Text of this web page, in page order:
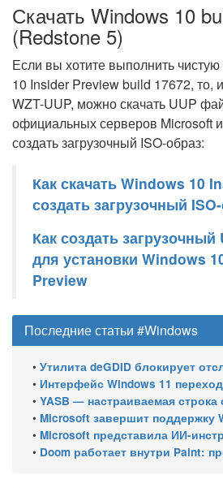
Скачать Windows 10
(Redstone 5)
Если вы хотите выполнить
10 Insider Preview build 17672, то,
WZT-UUP, можно скачать UUP
официальных серверов Microsoft
создать загрузочный ISO-образ:
Как скачать Windows 10
создать загрузочный
Как создать загрузочный
для установки Windows
Preview
Последние статьи #Windows
• Утилита deGDID блокирует отслеживание Windows по
• Интерфейс Windows 11 переходит на WinUI: какие
• YASB — настраиваемая строка состояния для Windows с
• Microsoft завершит поддержку Windows 10 Enterprise LTSC 2021 в январе 2027 года.
• Microsoft представила ИИ-инструменты для анализа
• Doom работает внутри Paint: проект DoomPaint от